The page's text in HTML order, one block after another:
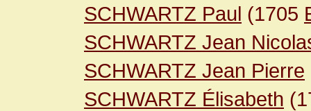
SCHWARTZ Paul (1705
SCHWARTZ Jean
SCHWARTZ Jean Pierre
SCHWARTZ Élisabeth